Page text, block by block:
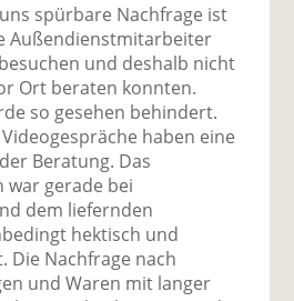
spürbare Nachfrage ist
Außendienstmitarbeiter
und deshalb nicht
Ort beraten konnten.
so gesehen behindert.
haben eine
Beratung. Das
war gerade bei
dem liefernden
hektisch und
Die Nachfrage nach
und Waren mit langer